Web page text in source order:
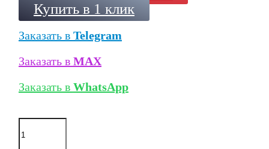
Купить в 1 клик
Заказать в Telegram
Заказать в MAX
Заказать в WhatsApp
Количество
товара